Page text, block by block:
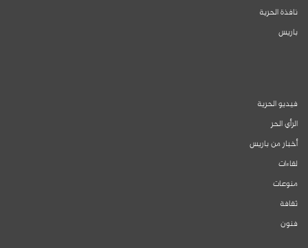
نافذة الحرية
باريس
فيديو الحرية
الرأي الحر
أخبار من باريس
لقاءات
منوعات
ثقافة
فنون